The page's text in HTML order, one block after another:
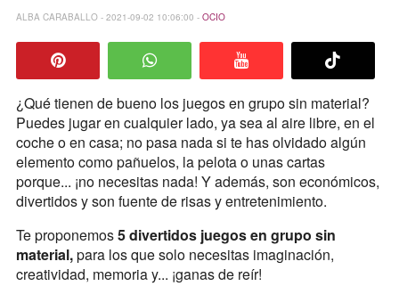
ALBA CARABALLO - 2021-09-02 10:06:00 - OCIO
¿Qué tienen de bueno los juegos en grupo sin material?
Puedes jugar en cualquier lado, ya sea al aire libre, en el
coche o en casa; no pasa nada si te has olvidado algún
elemento como pañuelos, la pelota o unas cartas
porque... ¡no necesitas nada! Y además, son económicos,
divertidos y son fuente de risas y entretenimiento.
Te proponemos5 divertidos juegos en grupo sin
material,para los que solo necesitas imaginación,
creatividad, memoria y... ¡ganas de reír!